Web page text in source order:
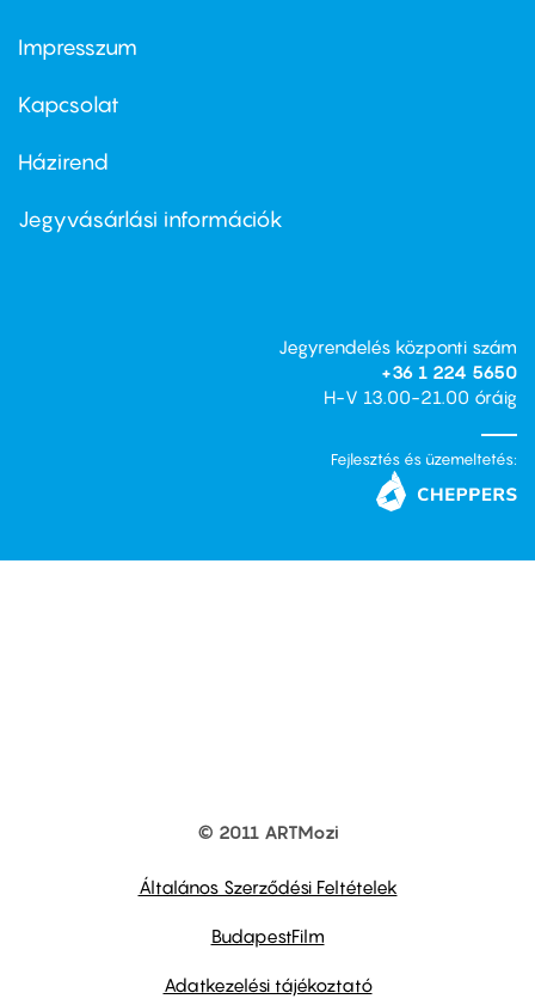
Footer
first
Impresszum
Kapcsolat
Footer
second
Házirend
Jegyvásárlási információk
Jegyrendelés központi szám
+36 1 224 5650
H-V 13.00-21.00 óráig
Fejlesztés és üzemeltetés:
© 2011 ARTMozi
Általános Szerződési Feltételek
BudapestFilm
Adatkezelési tájékoztató